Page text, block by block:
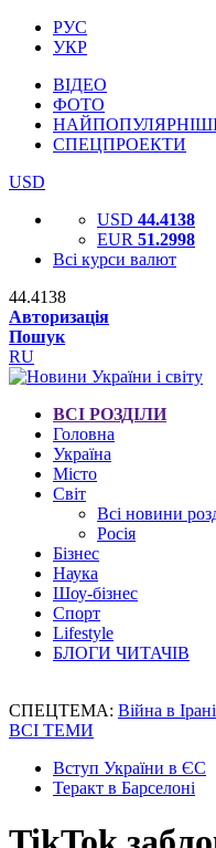
РУС
УКР
ВІДЕО
ФОТО
СПЕЦПРОЕКТИ
USD
USD 44.4138
EUR 51.2998
Всі курси валют
44.4138
Авторизація
Пошук
RU
ВСІ РОЗДІЛИ
Головна
Україна
Місто
Світ
Всі новини
Росія
Бізнес
Наука
Шоу-бізнес
Спорт
Lifestyle
БЛОГИ ЧИТАЧІВ
СПЕЦТЕМА: Війна в Ірані
ВСІ ТЕМИ
Вступ України в ЄС
Теракт в Барселоні